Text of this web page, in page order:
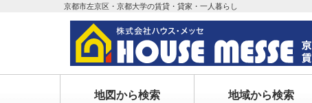
京都市左京区・京都大学の賃貸・貸家・一人暮らし
地図から検索 地域から検索